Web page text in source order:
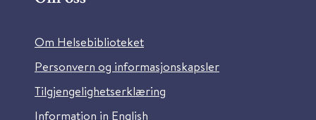
Om Helsebiblioteket
Personvern og informasjonskapsler
Tilgjengelighetserklæring
Information in English